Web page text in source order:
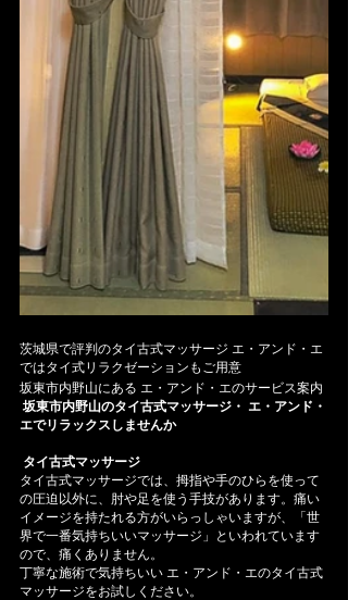
茨城県で評判のタイ古式マッサージ エ・アンド・エ
ではタイ式リラクゼーションもご用意
坂東市内野山にある エ・アンド・エのサービス案内
坂東市内野山のタイ古式マッサージ・ エ・アンド・
エでリラックスしませんか
タイ古式マッサージ
タイ古式マッサージでは、拇指や手のひらを使って
の圧迫以外に、肘や足を使う手技があります。痛い
イメージを持たれる方がいらっしゃいますが、「世
界で一番気持ちいいマッサージ」といわれています
ので、痛くありません。
丁寧な施術で気持ちいい エ・アンド・エのタイ古式
マッサージをお試しください。